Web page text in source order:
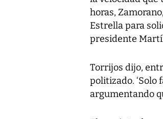
horas,
Estrella para
presidente
Torrijos dijo,
politizado. ‘Solo
argumentando